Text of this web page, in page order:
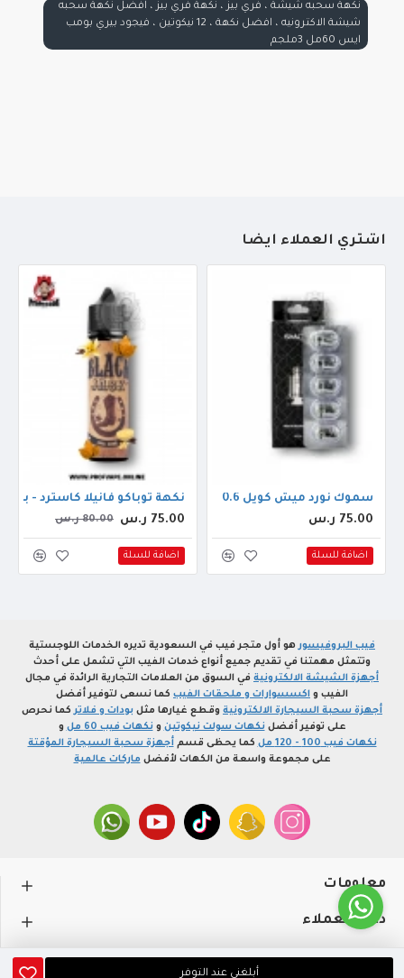
أبلغني عند التوفر
نكهة سحبه شيشة ، فري بيز ، نكهة فري بيز ، افضل نكهة سحبه
شيشة الاكترونيه ، افضل نكهة ، 12 نيكوتين ، فيجود بيري بومب
ايس 60مل 3ملجم
أشتري العملاء أيضاً
سموك نورد ميش كويل 0.6
75.00 ر.س
اضافة للسلة
نكهة توباكو فانيلا كاسترد - بلاك جاك 60مل
75.00 ر.س 80.00 ر.س
اضافة للسلة
فيب البروفيسورهو أول متجر فيب في السعودية تديره الخدمات اللوجستية
وتتمثل مهمتنا في تقديم جميع أنواع خدمات الفيب التي تشمل على أحدث
أجهزة الشيشة الالكترونية في السوق من العلامات التجارية الرائدة في مجال
الفيب و اكسسوارات و ملحقات الفيب كما نسعى لتوفير أفضل
أجهزة سحبة السيجارة الالكترونية وقطع غيارها مثل بودات و فلاتركما نحرص
على توفير أفضلنكهات سولت نيكوتين ونكهات فيب 60 مل
و
نكهات فيب 100 - 120 مل
كما يحظى قسمأجهزة سحبة السيجارة المؤقتة
على مجموعة واسعة من الكهات لأفضل ماركات عالمية
معلومات
دعم العملاء
حســـابي